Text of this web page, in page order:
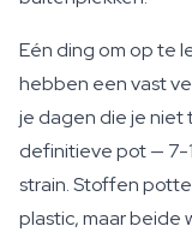
Eén ding om op te
hebben een vast
je dagen die je niet
definitieve pot — 7-
strain. Stoffen
plastic, maar beide